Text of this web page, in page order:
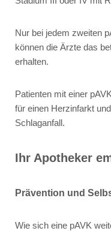
Nur bei jedem zweiten
können die Ärzte das
erhalten.
Patienten mit einer
für einen Herzinfarkt
Schlaganfall.
Ihr Apotheker
Prävention und
Wie sich eine pAVK